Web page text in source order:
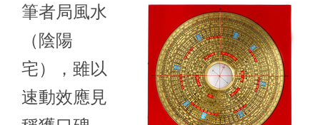
筆者局風水
（陰陽
宅），雖以
速動效應見